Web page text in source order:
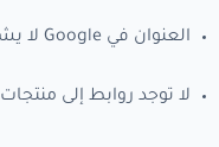
العنوان في Google لا يشجع على النقر.
لا توجد روابط إلى